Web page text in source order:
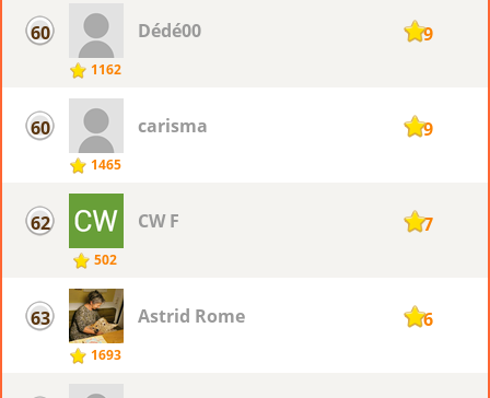
60
1162
Dédé00 119
60
1465
carisma 119
62
502
CW F 117
63
1693
Astrid Rome 116